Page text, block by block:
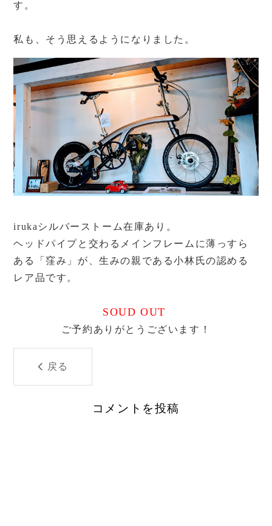
す。
私も、そう思えるようになりました。
irukaシルバーストーム在庫あり。
ヘッドパイプと交わるメインフレームに薄っすら
ある「窪み」が、生みの親である小林氏の認める
レア品です。
SOUD OUT
ご予約ありがとうございます！
戻る
コメントを投稿